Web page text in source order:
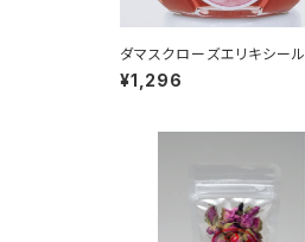
ダマスクローズエリキシール
¥1,296